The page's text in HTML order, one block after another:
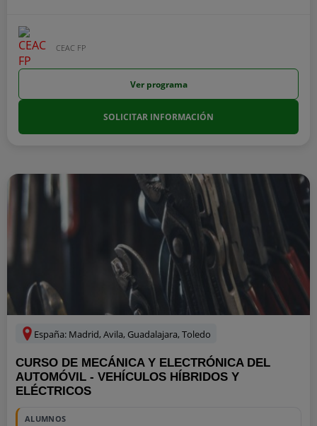
CEAC FP
Ver programa
SOLICITAR INFORMACIÓN
España: Madrid, Avila, Guadalajara, Toledo
CURSO DE MECÁNICA Y ELECTRÓNICA DEL
AUTOMÓVIL - VEHÍCULOS HÍBRIDOS Y
ELÉCTRICOS
ALUMNOS